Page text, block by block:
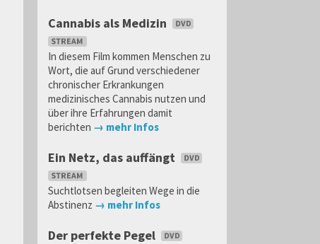
Cannabis als Medizin
In diesem Film kommen Menschen zu
Wort, die auf Grund verschiedener
chronischer Erkrankungen
medizinisches Cannabis nutzen und
über ihre Erfahrungen damit
berichten → mehr Infos
Ein Netz, das auffängt
Suchtlotsen begleiten Wege in die
Abstinenz → mehr Infos
Der perfekte Pegel